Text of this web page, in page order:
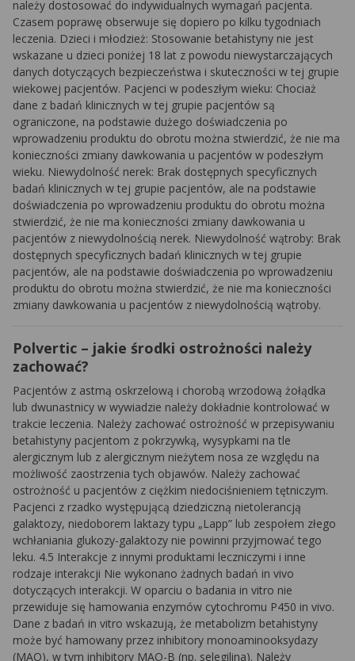
należy dostosować do indywidualnych wymagań pacjenta.
Czasem poprawę obserwuje się dopiero po kilku tygodniach
leczenia. Dzieci i młodzież: Stosowanie betahistyny nie jest
wskazane u dzieci poniżej 18 lat z powodu niewystarczających
danych dotyczących bezpieczeństwa i skuteczności w tej grupie
wiekowej pacjentów. Pacjenci w podeszłym wieku: Chociaż
dane z badań klinicznych w tej grupie pacjentów są
ograniczone, na podstawie dużego doświadczenia po
wprowadzeniu produktu do obrotu można stwierdzić, że nie ma
konieczności zmiany dawkowania u pacjentów w podeszłym
wieku. Niewydolność nerek: Brak dostępnych specyficznych
badań klinicznych w tej grupie pacjentów, ale na podstawie
doświadczenia po wprowadzeniu produktu do obrotu można
stwierdzić, że nie ma konieczności zmiany dawkowania u
pacjentów z niewydolnością nerek. Niewydolność wątroby: Brak
dostępnych specyficznych badań klinicznych w tej grupie
pacjentów, ale na podstawie doświadczenia po wprowadzeniu
produktu do obrotu można stwierdzić, że nie ma konieczności
zmiany dawkowania u pacjentów z niewydolnością wątroby.
Polvertic – jakie środki ostrożności należy
zachować?
Pacjentów z astmą oskrzelową i chorobą wrzodową żołądka
lub dwunastnicy w wywiadzie należy dokładnie kontrolować w
trakcie leczenia. Należy zachować ostrożność w przepisywaniu
betahistyny pacjentom z pokrzywką, wysypkami na tle
alergicznym lub z alergicznym nieżytem nosa ze względu na
możliwość zaostrzenia tych objawów. Należy zachować
ostrożność u pacjentów z ciężkim niedociśnieniem tętniczym.
Pacjenci z rzadko występującą dziedziczną nietolerancją
galaktozy, niedoborem laktazy typu „Lapp” lub zespołem złego
wchłaniania glukozy-galaktozy nie powinni przyjmować tego
leku. 4.5 Interakcje z innymi produktami leczniczymi i inne
rodzaje interakcji Nie wykonano żadnych badań in vivo
dotyczących interakcji. W oparciu o badania in vitro nie
przewiduje się hamowania enzymów cytochromu P450 in vivo.
Dane z badań in vitro wskazują, że metabolizm betahistyny
może być hamowany przez inhibitory monoaminooksydazy
(MAO), w tym inhibitory MAO-B (np. selegilina). Należy